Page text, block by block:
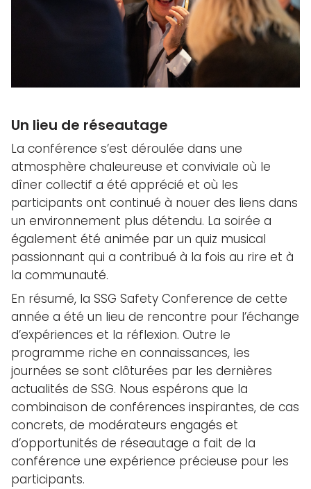
Un lieu de réseautage
La conférence s’est déroulée dans une
atmosphère chaleureuse et conviviale où le
dîner collectif a été apprécié et où les
participants ont continué à nouer des liens dans
un environnement plus détendu. La soirée a
également été animée par un quiz musical
passionnant qui a contribué à la fois au rire et à
la communauté.
En résumé, la SSG Safety Conference de cette
année a été un lieu de rencontre pour l’échange
d’expériences et la réflexion. Outre le
programme riche en connaissances, les
journées se sont clôturées par les dernières
actualités de SSG. Nous espérons que la
combinaison de conférences inspirantes, de cas
concrets, de modérateurs engagés et
d’opportunités de réseautage a fait de la
conférence une expérience précieuse pour les
participants.